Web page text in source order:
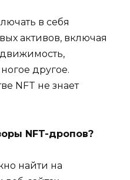
в себя
активов, включая
другое.
NFT не знает
NFT-дропов?
найти на